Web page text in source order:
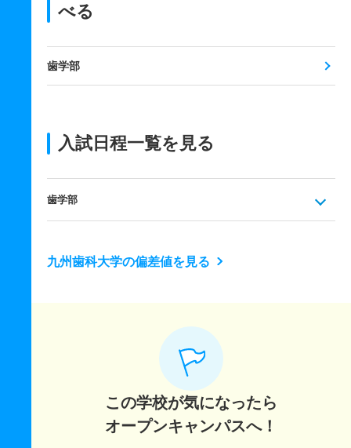
べる
歯学部
入試日程一覧を見る
歯学部
九州歯科大学の偏差値を見る
この学校が気になったら
オープンキャンパスへ！